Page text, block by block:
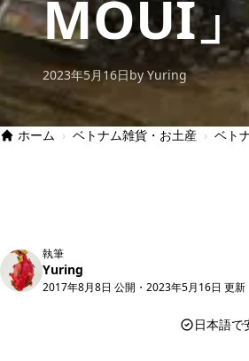
MOUI
2023年5月16日by Yuring
ホーム › ベトナム雑貨・お土産 › ベト
執筆
Yuring
2017年8月8日 公開 ・ 2023年5月16日 更新
日本語で